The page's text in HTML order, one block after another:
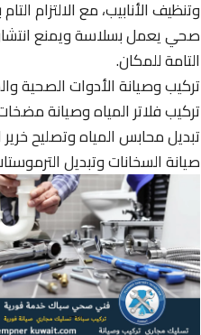
وتنظيف الأنابيب، مع الالتزام
صحي يعمل بسلاسة ويمنع انتشار
التامة للمكان.
تركيب وصيانة الأدوات الصحية
تركيب فلاتر المياه وصيانة
تبديل محابس المياه وتصليح
صيانة السخانات وتبديل